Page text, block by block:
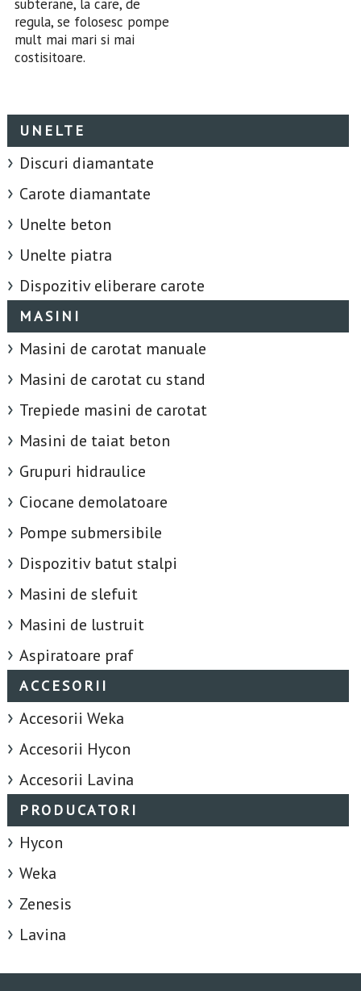
subterane, la care, de
regula, se folosesc pompe
mult mai mari si mai
costisitoare.
UNELTE
Discuri diamantate
Carote diamantate
Unelte beton
Unelte piatra
Dispozitiv eliberare carote
MASINI
Masini de carotat manuale
Masini de carotat cu stand
Trepiede masini de carotat
Masini de taiat beton
Grupuri hidraulice
Ciocane demolatoare
Pompe submersibile
Dispozitiv batut stalpi
Masini de slefuit
Masini de lustruit
Aspiratoare praf
ACCESORII
Accesorii Weka
Accesorii Hycon
Accesorii Lavina
PRODUCATORI
Hycon
Weka
Zenesis
Lavina